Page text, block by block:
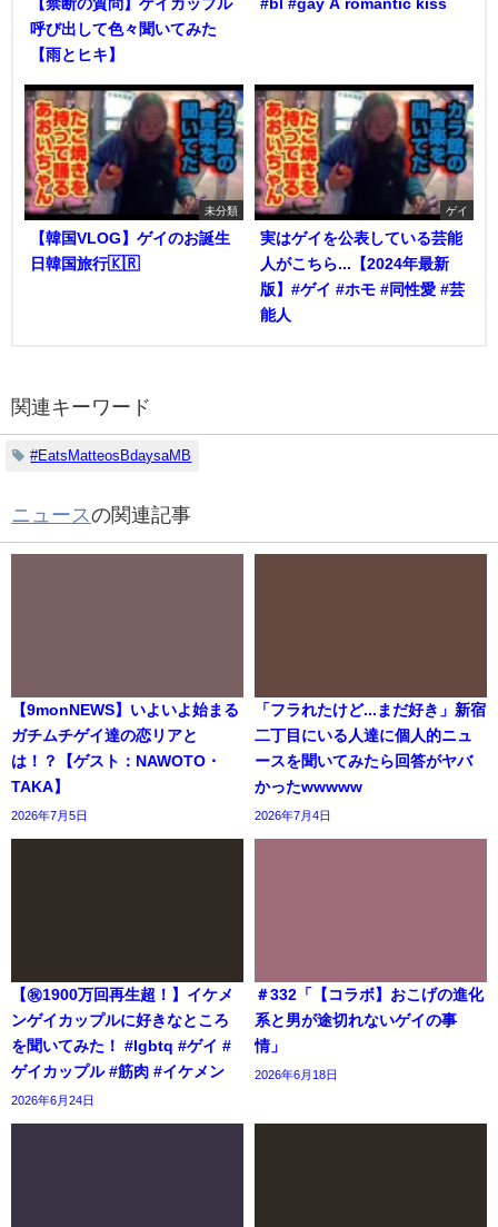
【禁断の質問】ゲイカップル
呼び出して色々聞いてみた
【雨とヒキ】
#bl #gay A romantic kiss
未分類
【韓国VLOG】ゲイのお誕生
日韓国旅行🇰🇷
ゲイ
実はゲイを公表している芸能
人がこちら...【2024年最新
版】#ゲイ #ホモ #同性愛 #芸
能人
関連キーワード
#EatsMatteosBdaysaMB
ニュース の関連記事
【9monNEWS】いよいよ始まる
ガチムチゲイ達の恋リアと
は！？【ゲスト：NAWOTO・
TAKA】
2026年7月5日
「フラれたけど...まだ好き」新宿
二丁目にいる人達に個人的ニュ
ースを聞いてみたら回答がヤバ
かったwwwww
2026年7月4日
【㊗️1900万回再生超！】イケメ
ンゲイカップルに好きなところ
を聞いてみた！ #lgbtq #ゲイ #
ゲイカップル #筋肉 #イケメン
2026年6月24日
＃332「【コラボ】おこげの進化
系と男が途切れないゲイの事
情」
2026年6月18日